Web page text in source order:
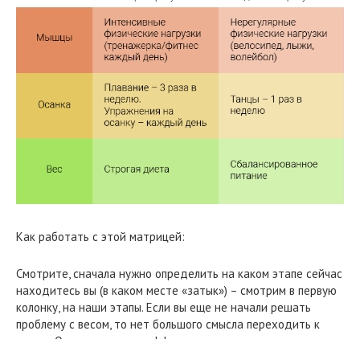
Как работать с этой матрицей:
Смотрите, сначала нужно определить на каком этапе сейчас
находитесь вы (в каком месте «затык») – смотрим в первую
колонку, на наши этапы. Если вы еще не начали решать
проблему с весом, то нет большого смысла переходить к